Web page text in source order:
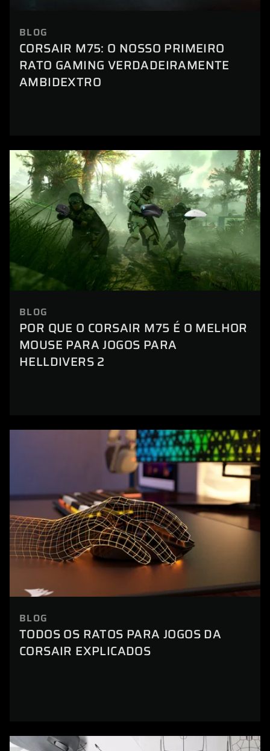
BLOG
CORSAIR M75: O NOSSO PRIMEIRO
RATO GAMING VERDADEIRAMENTE
AMBIDEXTRO
BLOG
POR QUE O CORSAIR M75 É O MELHOR
MOUSE PARA JOGOS PARA
HELLDIVERS 2
BLOG
TODOS OS RATOS PARA JOGOS DA
CORSAIR EXPLICADOS